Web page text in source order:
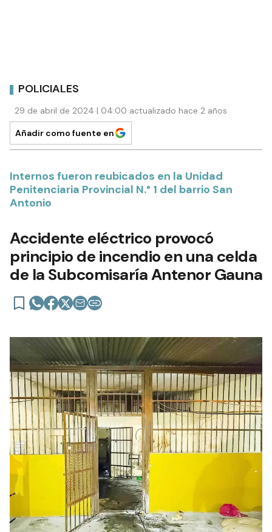
POLICIALES
29 de abril de 2024 | 04:00 actualizado hace 2 años
Añadir como fuente en
Internos fueron reubicados en la Unidad
Penitenciaria Provincial N.° 1 del barrio San
Antonio
Accidente eléctrico provocó
principio de incendio en una celda
de la Subcomisaría Antenor Gauna